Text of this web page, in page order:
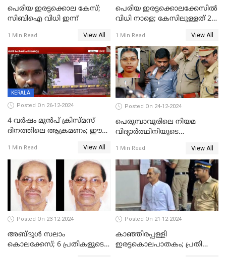
പെരിയ ഇരട്ടക്കൊല കേസ്;
സിബിഐ വിധി ഇന്ന്
1 Min Read View All
പെരിയ ഇരട്ടക്കൊലക്കേസില്‍
വിധി നാളെ; കേസിലുള്ളത് 24
1 Min Read View All
KERALA
Posted On 26-12-2024
4 വർഷം മുൻപ് ക്രിസ്മസ്
ദിനത്തിലെ ആക്രമണം; ഈ
ചോദിക്കാനെത്തി, 2 പേർ
കുത്തേറ്റു മരിച്ചു
1 Min Read View All
Posted On 24-12-2024
പെരുമ്പാവൂരിലെ നിയമ
വിദ്യാര്‍ത്ഥിനിയുടെ
അമീറുള്‍ ഇസ്ലാമിന്റെ
മനോനിലയില്‍ കുഴപ്പമില്ലെന്ന്
റിപ്പോര്‍ട്ട്
1 Min Read View All
Posted On 23-12-2024
അബ്ദുള്‍ സലാം
കൊലക്കേസ്‌; 6 പ്രതികളുടെ
Posted On 21-12-2024
കാഞ്ഞിരപ്പള്ളി
ഇരട്ടകൊലപാതകം; പ്രതി